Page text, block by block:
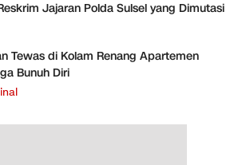
Jajaran Polda Sulsel yang Dimutasi
Tewas di Kolam Renang Apartemen
Bunuh Diri